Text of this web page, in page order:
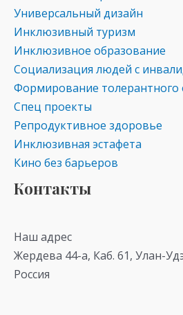
Универсальный дизайн
Инклюзивный туризм
Инклюзивное образование
Социализация людей с
Формирование толерантного
Спец проекты
Репродуктивное здоровье
Инклюзивная эстафета
Кино без барьеров
Контакты
Наш адрес
Жердева 44-а, Каб. 61, Улан-
Россия